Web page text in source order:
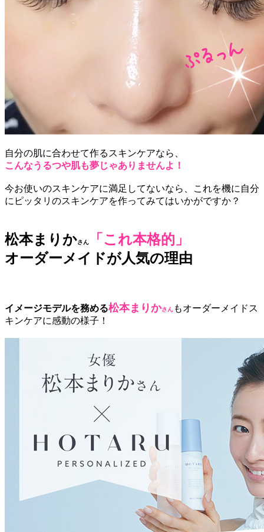
自分の肌に合わせて作るスキンケアなら、
こんなうるつや肌も夢じゃありませんよ！
今お使いのスキンケアに満足してないなら、これを機に自分
にピッタリのスキンケアを作ってみてはいかがですか？
松本まりかさん
「これ本格的」
オーダーメイドが人気の理由
イメージモデルを務める松本まりかさん もオーダーメイドス
キンケアに感動の様子！